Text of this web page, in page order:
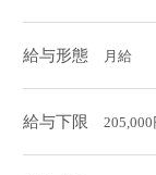
給与形態 月給
給与下限 205,000